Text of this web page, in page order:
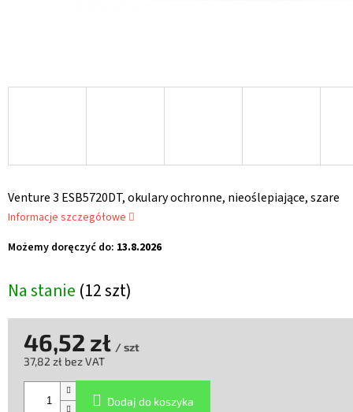
Na stanie (12 szt)
Możemy doręczyć do: 13.8.2026
Venture 3 ESB5720DT, okulary ochronne, nieoślepiające, szare
Informacje szczegółowe
46,52 zł / szt
37,82 zł bez VAT
jednostkowa:
Dodaj do koszyka